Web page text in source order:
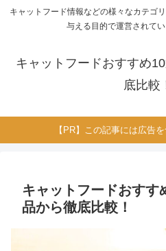
キャットフード情報などの様々なカテゴ
与える目的で運営されてい
キャットフードおすすめ
底比較
【PR】この記事には広告
キャットフードおすす
品から徹底比較！